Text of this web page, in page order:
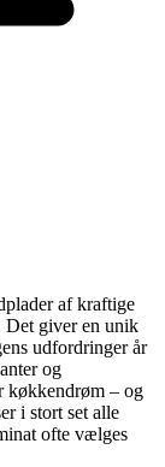
af kraftige
Det giver en unik
udfordringer år
og
køkkendrøm – og
i stort set alle
ofte vælges